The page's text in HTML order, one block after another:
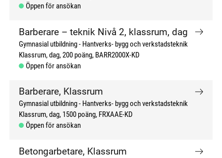
Öppen för ansökan
Barberare – teknik Nivå 2, klassrum, dag
Gymnasial utbildning
Hantverks- bygg och verkstadsteknik
Klassrum, dag 200 poäng BARR2000X-KD
Öppen för ansökan
Barberare, Klassrum
Gymnasial utbildning
Hantverks- bygg och verkstadsteknik
Klassrum, dag 1500 poäng FRXAAE-KD
Öppen för ansökan
Betongarbetare, Klassrum